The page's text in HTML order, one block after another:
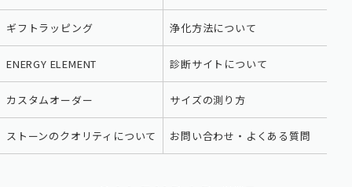
ギフトラッピング 浄化方法について
ENERGY ELEMENT 診断サイトについて
カスタムオーダー サイズの測り方
ストーンのクオリティについて お問い合わせ・よくある質問